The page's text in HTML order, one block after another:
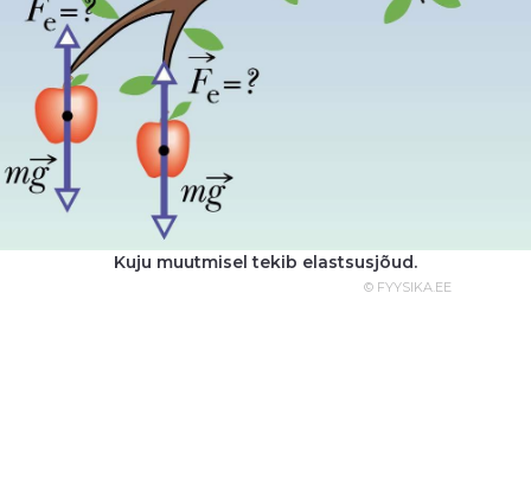
Kuju muutmisel tekib elastsusjõud.
© FYYSIKA.EE